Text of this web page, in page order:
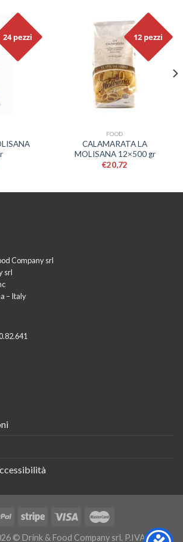
24 pezzi 12 pezzi
FOOD
CALAMARATA LA
MOLISANA 12×500 gr
€20,72
Company srl
srl
– Italy
© Drink & Food Company srl. P.IVA: